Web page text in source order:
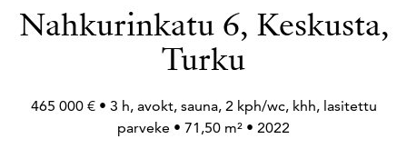
Nahkurinkatu 6, Keskusta,
Turku
465 000 € • 3 h, avokt, sauna, 2 kph/wc, khh, lasitettu
parveke • 71,50 m² • 2022